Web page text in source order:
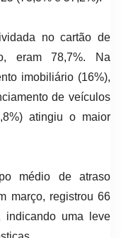
no cartão de
eram 78,7%. Na
imobiliário (16%),
de veículos
atingiu o maior
médio de atraso
março, registrou 66
indicando uma leve